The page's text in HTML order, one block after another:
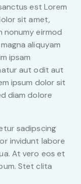
est Lorem
sit amet,
nonumy eirmod
aliquyam
ipsam
aut odit aut
ipsum dolor sit
diam dolore
sadipscing
invidunt labore
At vero eos et
Stet clita